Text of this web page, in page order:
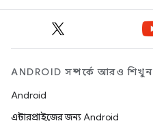
ANDROID সম্পর্কে আরও শিখুন
Android
এন্টারপ্রাইজের জন্য Android